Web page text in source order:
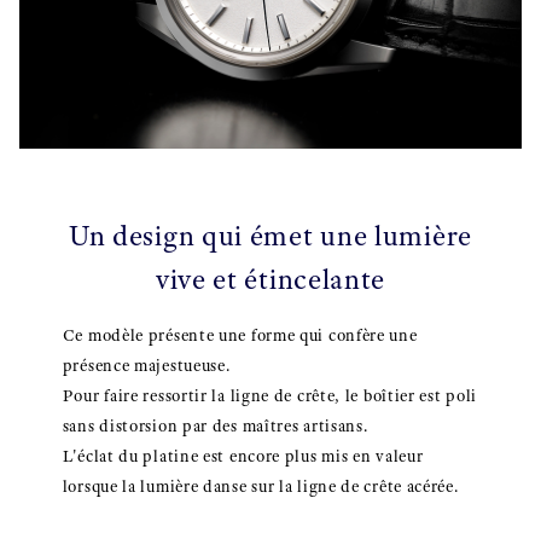
Un design qui émet une lumière
vive et étincelante
Ce modèle présente une forme qui confère une
présence majestueuse.
Pour faire ressortir la ligne de crête, le boîtier est poli
sans distorsion par des maîtres artisans.
L'éclat du platine est encore plus mis en valeur
lorsque la lumière danse sur la ligne de crête acérée.